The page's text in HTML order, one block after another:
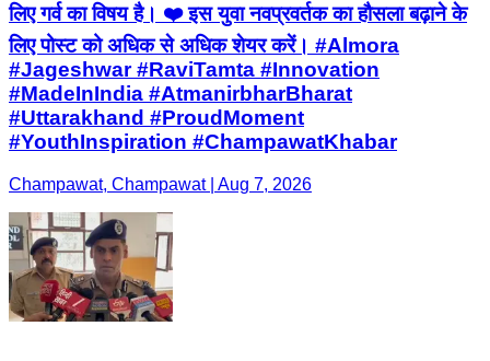
लिए गर्व का विषय है। ❤️ इस युवा नवप्रवर्तक का हौसला बढ़ाने के
लिए पोस्ट को अधिक से अधिक शेयर करें। #Almora
#Jageshwar #RaviTamta #Innovation
#MadeInIndia #AtmanirbharBharat
#Uttarakhand #ProudMoment
#YouthInspiration #ChampawatKhabar
Champawat, Champawat | Aug 7, 2026